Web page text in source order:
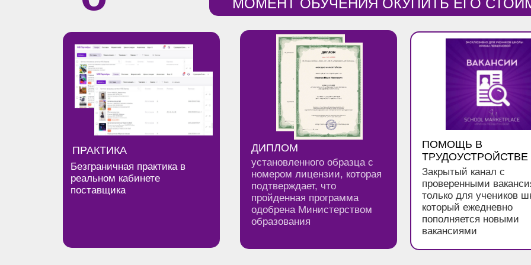
курсе
МОМЕНТ ОБУЧЕНИЯ ОКУПИТЬ ЕГО
установленного образца с
номером лицензии, которая
подтверждает, что
пройденная программа
одобрена Министерством
образования
ДИПЛОМ
ПОМОЩЬ В
ТРУДОУСТРОЙСТВЕ
Закрытый канал с
проверенными
только для учеников
который ежедневно
пополняется новыми
вакансиями
Безграничная практика в
реальном кабинете
поставщика
ПРАКТИКА